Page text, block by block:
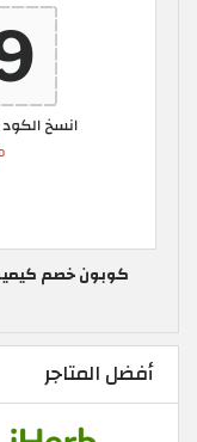
أفضل المتاجر